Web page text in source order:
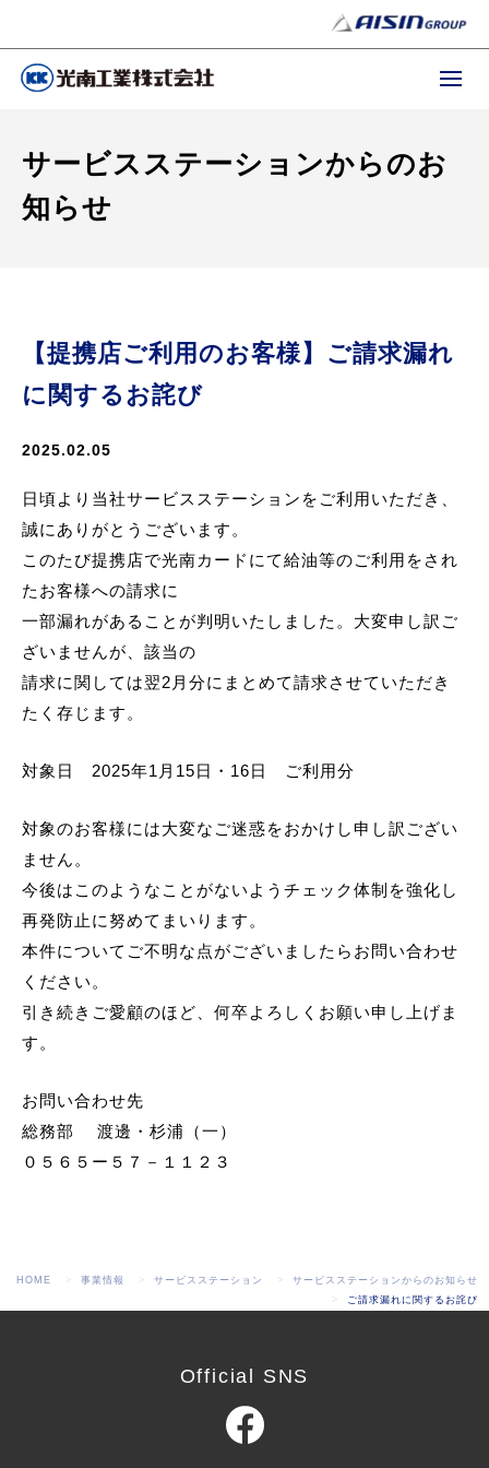
サービスステーションからのお
知らせ
【提携店ご利用のお客様】ご請求漏れ
に関するお詫び
2025.02.05
日頃より当社サービスステーションをご利用いただき、
誠にありがとうございます。
このたび提携店で光南カードにて給油等のご利用をされ
たお客様への請求に
一部漏れがあることが判明いたしました。大変申し訳ご
ざいませんが、該当の
請求に関しては翌2月分にまとめて請求させていただき
たく存じます。
対象日 2025年1月15日・16日 ご利用分
対象のお客様には大変なご迷惑をおかけし申し訳ござい
ません。
今後はこのようなことがないようチェック体制を強化し
再発防止に努めてまいります。
本件についてご不明な点がございましたらお問い合わせ
ください。
引き続きご愛顧のほど、何卒よろしくお願い申し上げま
す。
お問い合わせ先
総務部 渡邊・杉浦（一）
０５６５ー５７－１１２３
HOME 事業情報 サービスステーション
サービスステーションからのお知らせ
ご請求漏れに関するお詫び
Official SNS